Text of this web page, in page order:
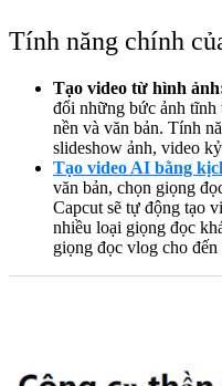
Tính năng chính
Tạo video từ hình
đổi những bức ảnh tĩnh
nền và văn bản. Tính
slideshow ảnh, video
Tạo video AI bằng
văn bản, chọn giọng
Capcut sẽ tự động tạo
nhiều loại giọng đọc
giọng đọc vlog cho